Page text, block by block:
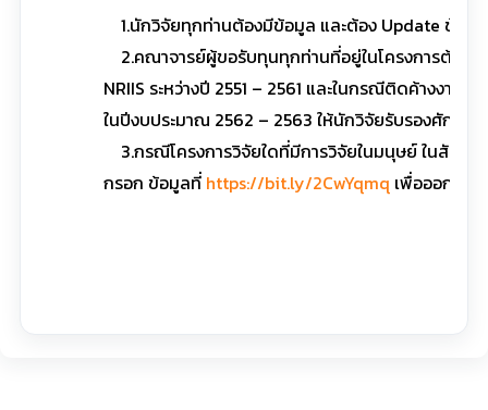
1.นักวิจัยทุกท่านต้องมีข้อมูล และต้อง Update ข้อมูล
2.คณาจารย์ผู้ขอรับทุนทุกท่านที่อยู่ในโครงการต้องไ
NRIIS ระหว่างปี 2551 – 2561 และในกรณีติดค้างงานวิ
ในปีงบประมาณ 2562 – 2563 ให้นักวิจัยรับรองศักยภ
3.กรณีโครงการวิจัยใดที่มีการวิจัยในมนุษย์ ในสัตว์
กรอก ข้อมูลที่ https://bit.ly/2CwYqmq เพื่อออกใบ